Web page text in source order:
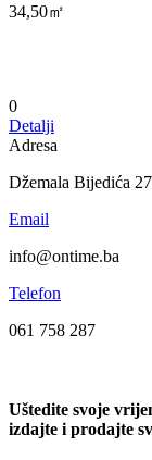
34,50㎡
0
Detalji
Adresa
Džemala Bijedića
Email
info@ontime.ba
Telefon
061 758 287
Uštedite svoje
izdajte i prodajte